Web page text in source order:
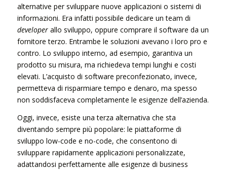
alternative per sviluppare nuove applicazioni o sistemi di
informazioni. Era infatti possibile dedicare un team di
developerallo sviluppo, oppure comprare il software da un
fornitore terzo. Entrambe le soluzioni avevano i loro pro e
contro. Lo sviluppo interno, ad esempio, garantiva un
prodotto su misura, ma richiedeva tempi lunghi e costi
elevati. L’acquisto di software preconfezionato, invece,
permetteva di risparmiare tempo e denaro, ma spesso
non soddisfaceva completamente le esigenze dell’azienda.
Oggi, invece, esiste una terza alternativa che sta
diventando sempre più popolare: le piattaforme di
sviluppo low-code e no-code, che consentono di
sviluppare rapidamente applicazioni personalizzate,
adattandosi perfettamente alle esigenze di business